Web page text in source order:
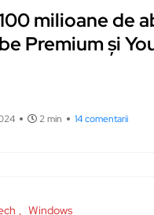
milioane de
Premium și
2 min 14 comentarii
Windows